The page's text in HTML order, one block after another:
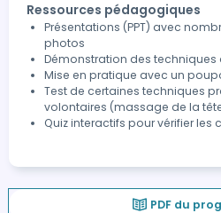
Ressources pédagogiques
Présentations (PPT) avec
photos
Démonstration des
Mise en pratique avec un
Test de certaines techniques
volontaires (massage de la
Quiz interactifs pour vérifier
PDF du